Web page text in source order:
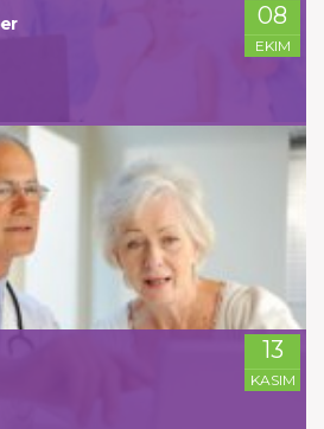
08
EKIM
13
KASIM